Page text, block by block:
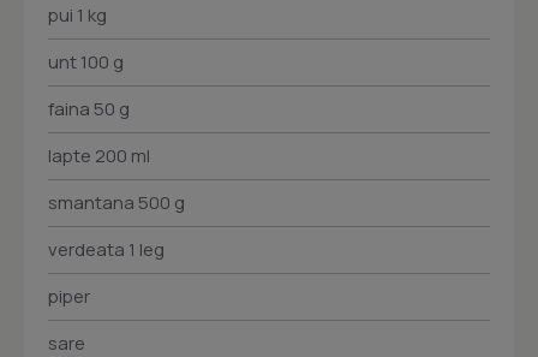
pui 1 kg
unt 100 g
faina 50 g
lapte 200 ml
smantana 500 g
verdeata 1 leg
piper
sare